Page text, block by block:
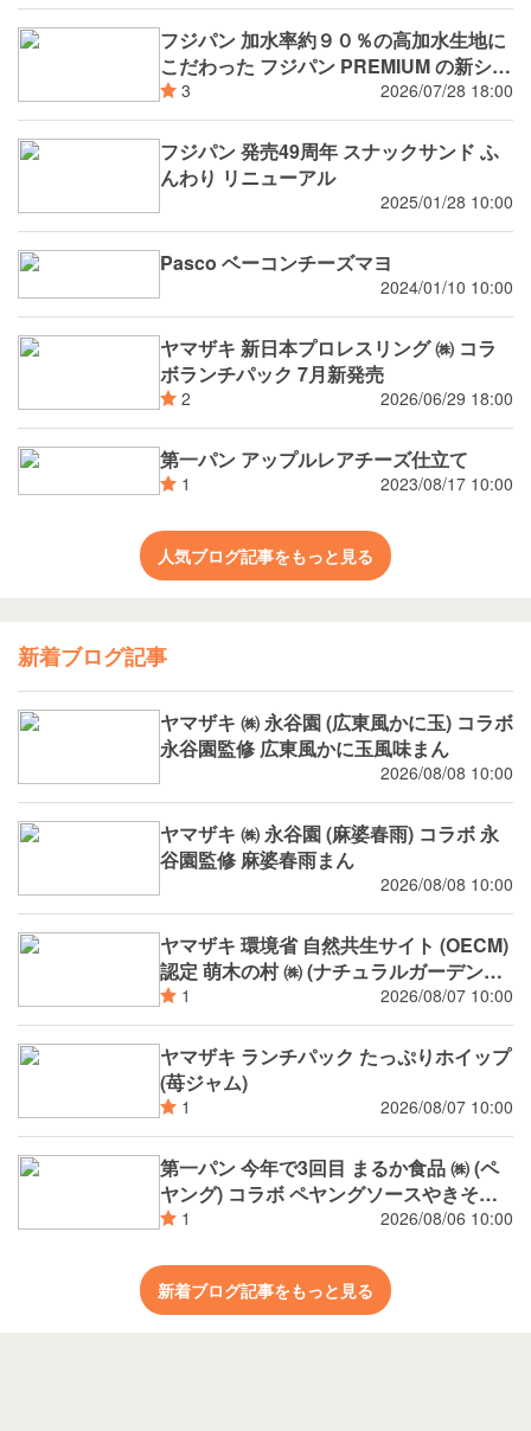
フジパン 加水率約９０％の高加水生地に
こだわった フジパン PREMIUM の新シリ
ーズ 潤rich（うるおいりっち）うるおい
サンド ブルーベリー 8月新発売
3 2026/07/28 18:00
フジパン 発売49周年 スナックサンド ふ
んわり リニューアル
2025/01/28 10:00
Pasco ベーコンチーズマヨ
2024/01/10 10:00
ヤマザキ 新日本プロレスリング ㈱ コラ
ボランチパック 7月新発売
2 2026/06/29 18:00
第一パン アップルレアチーズ仕立て
1 2023/08/17 10:00
人気ブログ記事をもっと見る
新着ブログ記事
ヤマザキ ㈱ 永谷園 (広東風かに玉) コラボ
永谷園監修 広東風かに玉風味まん
2026/08/08 10:00
ヤマザキ ㈱ 永谷園 (麻婆春雨) コラボ 永
谷園監修 麻婆春雨まん
2026/08/08 10:00
ヤマザキ 環境省 自然共生サイト (OECM)
認定 萌木の村 ㈱ (ナチュラルガーデンズ
MOEGI) コラボ ランチパック シャインマ
スカットジャム と 白桃ジャム
1 2026/08/07 10:00
ヤマザキ ランチパック たっぷりホイップ
(苺ジャム)
1 2026/08/07 10:00
第一パン 今年で3回目 まるか食品 ㈱ (ペ
ヤング) コラボ ペヤングソースやきそば
揚げパン
1 2026/08/06 10:00
新着ブログ記事をもっと見る